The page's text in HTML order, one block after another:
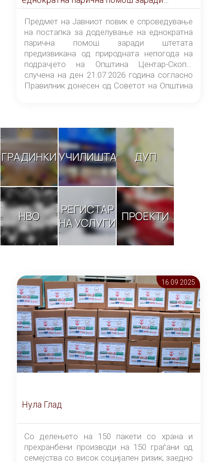
штетата предизвикана од природната
непогода на подрачјето на Општина
Центар-Скопје случена на ден 21.07.2026
година
Предмет на Јавниот повик е спроведување
на постапка за доделување на еднократна
парична помош заради штетата
предизвикана од природната непогода на
подрачјето на Општина Центар-Скопје
случена на ден 21.07.2026 година согласно
Правилник донесен од Советот на Општина
ГРАДИНКИУЧИЛИШТА ДУП
НВО
РЕГИСТАР
НА УСЛУГИ ПРОЕКТИ
16.09 2025
Нула Глад
Со делењето на 150 пакети со храна и
прехранбени производи на 150 граѓани од
семејства со висок социјален ризик, заедно